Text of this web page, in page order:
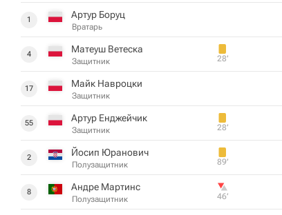
1 Артур Боруц
Вратарь
4 Матеуш Ветеска
Защитник 28‎’‎
17 Майк Навроцки
Защитник
55 Артур Енджейчик
Защитник 28‎’‎
2 Йосип Юранович
Полузащитник 89‎’‎
8 Андре Мартинс
Полузащитник 46‎’‎